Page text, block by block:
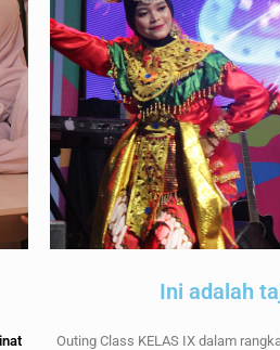
Ini adalah
Outing Class KELAS IX dalam